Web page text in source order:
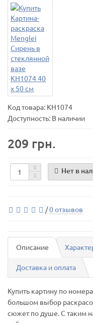
Код товара: КН1074
Доступность: В наличии
209 грн.
Нет в
/0 отзывов
Описание
Доставка и оплата
Купить картину по
большом выбор
сюжет по душе. С таким